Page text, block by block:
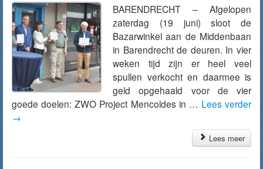
BARENDRECHT – Afgelopen
zaterdag (19 juni) sloot de
Bazarwinkel aan de Middenbaan
in Barendrecht de deuren. In vier
weken tijd zijn er heel veel
spullen verkocht en daarmee is
geld opgehaald voor de vier
goede doelen: ZWO Project Mencoldes in … Lees verder
→
Lees meer